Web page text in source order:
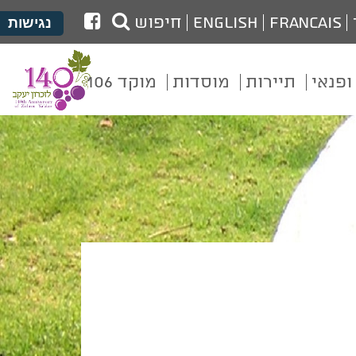
נגישות Francais
English חיפוש
לעמוד
הפייסבוק
של
מועצת
זכרון
יעקב
תיירות מוסדות מוקד 106